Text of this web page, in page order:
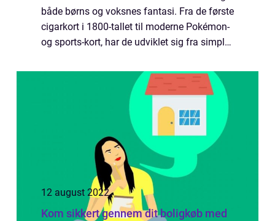
både børns og voksnes fantasi. Fra de første
cigarkort i 1800-tallet til moderne Pokémon-
og sports-kort, har de udviklet sig fra simple
12 august 2022
Kom sikkert gennem dit boligkøb med